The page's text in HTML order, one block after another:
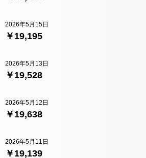
￥19,195
2026年5月15日
￥19,528
2026年5月13日
￥19,638
2026年5月12日
￥19,139
2026年5月11日